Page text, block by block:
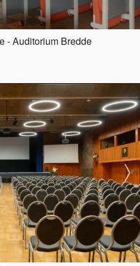
- Auditorium Bredde